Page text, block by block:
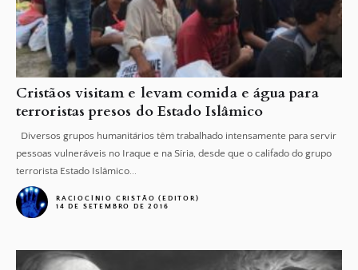
Cristãos visitam e levam comida e água para
terroristas presos do Estado Islâmico
Diversos grupos humanitários têm trabalhado intensamente para servir
pessoas vulneráveis no Iraque e na Síria, desde que o califado do grupo
terrorista Estado Islâmico...
RACIOCÍNIO CRISTÃO (EDITOR)
14 DE SETEMBRO DE 2016